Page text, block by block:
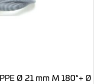
Ø 21 mm M 180°+ Ø